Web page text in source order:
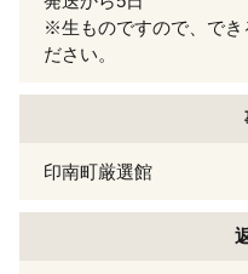
※生ものですので、でき
ださい。
印南町厳選館